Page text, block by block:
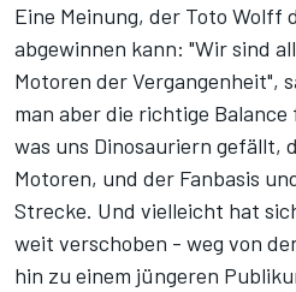
Eine Meinung, der Toto Wolff
abgewinnen kann: "Wir sind
Motoren der Vergangenheit",
man aber die richtige
was uns Dinosauriern gefällt,
Motoren, und der Fanbasis
Strecke. Und vielleicht hat
weit verschoben - weg von
hin zu einem jüngeren